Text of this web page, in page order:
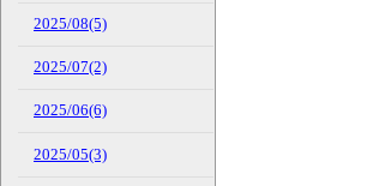
2025/08(5)
2025/07(2)
2025/06(6)
2025/05(3)